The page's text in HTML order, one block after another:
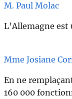
M. Paul Molac
L’Allemagne
Mme Josiane
En ne
160 000